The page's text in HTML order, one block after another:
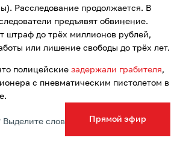
Прямой эфир
Расследование продолжается. В
предъявят обвинение.
штраф до трёх миллионов рублей,
или лишение свободы до трёх лет.
полицейские задержали грабителя,
с пневматическим пистолетом в
Выделите слово и нажмите Ctrl+Enter